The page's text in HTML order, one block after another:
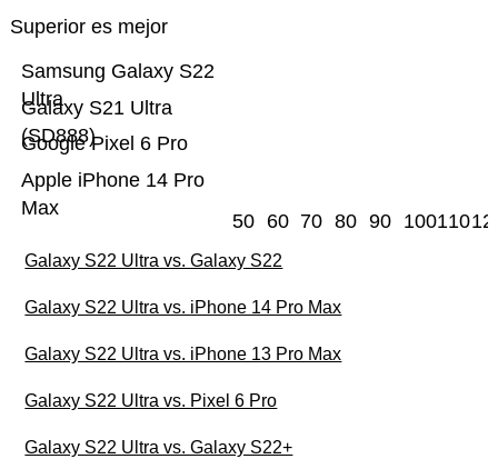
Superior es mejor
Apple iPhone 14 Pro
Max
Google Pixel 6 Pro
Galaxy S21 Ultra
(SD888)
Samsung Galaxy S22
Ultra
50 60 70 80 90 100110
Galaxy S22 Ultra vs. Galaxy S22
Galaxy S22 Ultra vs. iPhone 14 Pro Max
Galaxy S22 Ultra vs. iPhone 13 Pro Max
Galaxy S22 Ultra vs. Pixel 6 Pro
Galaxy S22 Ultra vs. Galaxy S22+